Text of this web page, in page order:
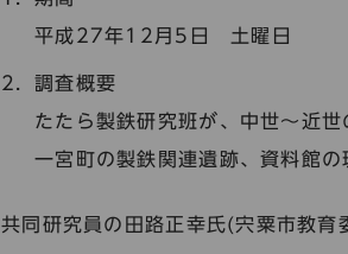
平成27年12月5日 土曜日
調査概要
たたら製鉄研究班が、中世～近
一宮町の製鉄関連遺跡、資料館の
共同研究員の田路正幸氏(宍粟市教育